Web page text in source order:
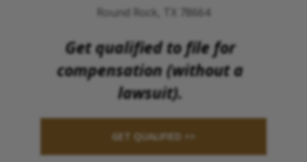
Round Rock, TX 78664
Get qualified to file for
compensation (without a
lawsuit).
GET QUALIFIED >>